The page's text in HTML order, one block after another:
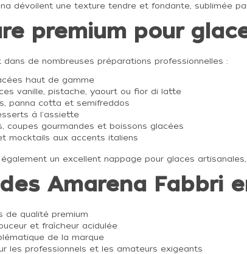
dévoilent une texture tendre et fondante, sublimée
premium pour
dans de nombreuses préparations professionnelles :
haut de gamme
vanille, pistache, yaourt ou fior di latte
panna cotta et semifreddos
à l'assiette
coupes gourmandes et boissons glacées
mocktails aux accents italiens
un excellent nappage pour glaces
Amarena Fabbri
de qualité premium
et fraîcheur acidulée
de la marque
les professionnels et les amateurs exigeants